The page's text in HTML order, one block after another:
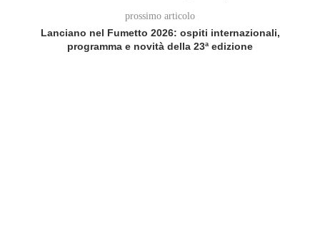
prossimo articolo
Lanciano nel Fumetto 2026: ospiti internazionali,
programma e novità della 23ª edizione